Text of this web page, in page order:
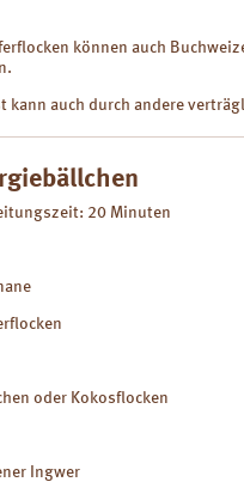
können auch
kann auch durch andere
20 Minuten
oder Kokosflocken
Ingwer